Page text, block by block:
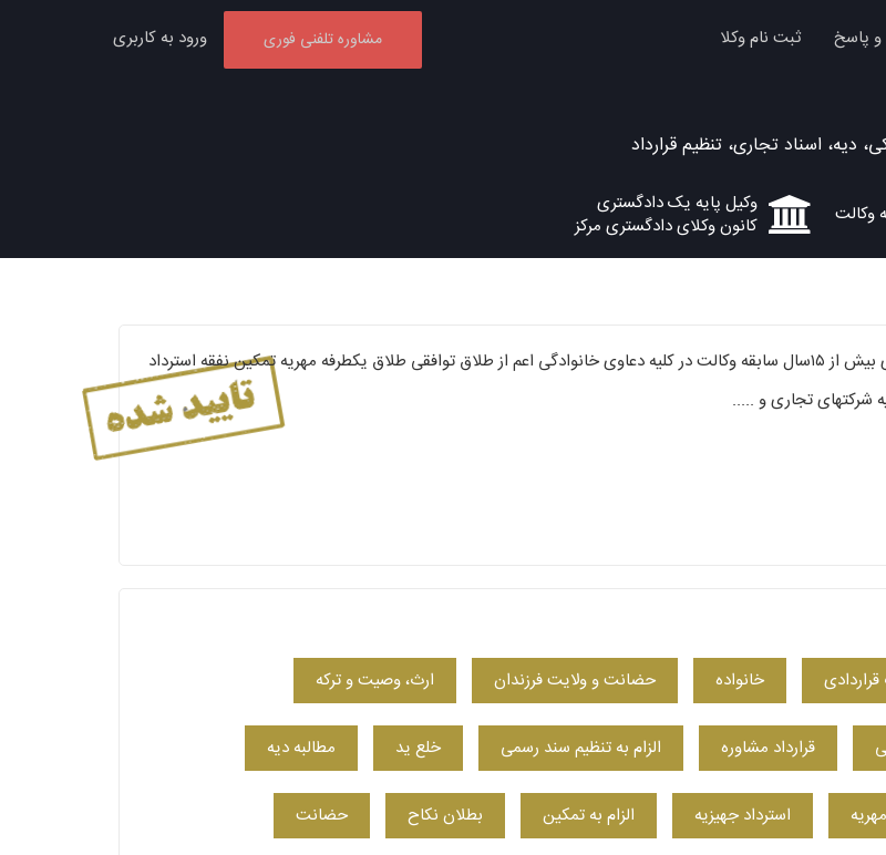
پاسخ ثبت نام وکلا مشاوره تلفنی فوری ورود به کاربری
اسناد تجاری، تنظیم قرارداد
وکیل پایه یک دادگستری
کانون وکلای دادگستری مرکز
وکیل پایه یک دادگستری هستم و دارای بیش از ۱۵سال سابقه وکالت در کلیه دعاوی خانوادگی اعم از طلاق توافقی طلاق یکطرفه مهریه تمکین نفقه استرداد
شرکتهای تجاری و .....
خانواده حضانت و ولایت فرزندان ارث، وصیت و ترکه
قرارداد مشاوره الزام به تنظیم سند رسمی خلع ید مطالبه دیه
استرداد جهیزیه الزام به تمکین بطلان نکاح حضانت